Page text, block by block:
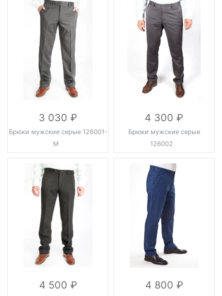
3 030
Брюки мужские серые 126001-
М
4 300
Брюки мужские серые
126002
4 500 4 800